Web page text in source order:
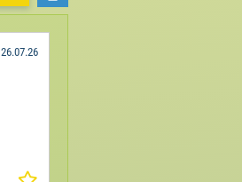
26.07.26